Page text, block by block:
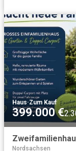
Haus·Zum Kauf
399.000 €
Nordsachsen